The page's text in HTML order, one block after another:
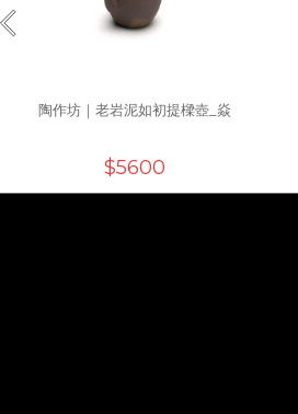
陶作坊｜老岩泥如初提樑壺_焱
$5600